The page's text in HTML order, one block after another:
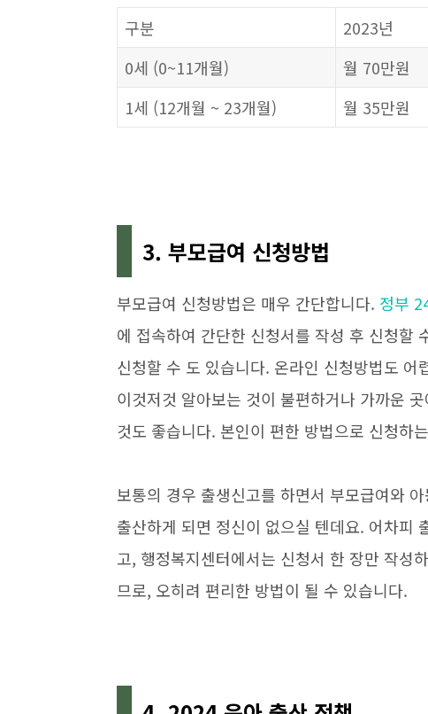
구분 2023년
0세 (0~11개월)
월 70만원
1세 (12개월 ~ 23개월)
월 35만원
3. 부모급여 신청방법
부모급여 신청방법은 매우 간단합니다. 정부
에 접속하여 간단한 신청서를 작성 후 신청할
신청할 수 도 있습니다. 온라인 신청방법도
이것저것 알아보는 것이 불편하거나 가까운
것도 좋습니다. 본인이 편한 방법으로 신청하
보통의 경우 출생신고를 하면서 부모급여와
출산하게 되면 정신이 없으실 텐데요. 어차피
고, 행정복지센터에서는 신청서 한 장만 작성
므로, 오히려 편리한 방법이 될 수 있습니다.